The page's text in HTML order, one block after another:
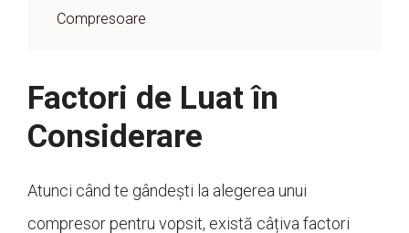
Compresoare
Factori de Luat în
Considerare
Atunci când te gândești la alegerea unui
compresor pentru vopsit, există câțiva factori